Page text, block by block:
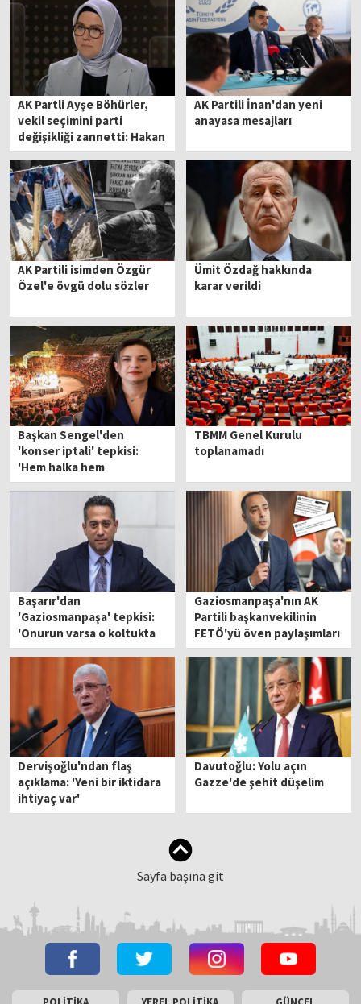
AK Partli Ayşe Böhürler,
vekil seçimini parti
değişikliği zannetti: Hakan
Bey'e hoş geldiniz
diyorum
AK Partili İnan'dan yeni
anayasa mesajları
AK Partili isimden Özgür
Özel'e övgü dolu sözler
Ümit Özdağ hakkında
karar verildi
Başkan Sengel'den
'konser iptali' tepkisi:
'Hem halka hem
sanatçılara ceza'
TBMM Genel Kurulu
toplanamadı
Başarır'dan
'Gaziosmanpaşa' tepkisi:
'Onurun varsa o koltukta
oturma'
Gaziosmanpaşa'nın AK
Partili başkanvekilinin
FETÖ'yü öven paylaşımları
ortaya çıktı
Dervişoğlu'ndan flaş
açıklama: 'Yeni bir iktidara
ihtiyaç var'
Davutoğlu: Yolu açın
Gazze'de şehit düşelim
Sayfa başına git